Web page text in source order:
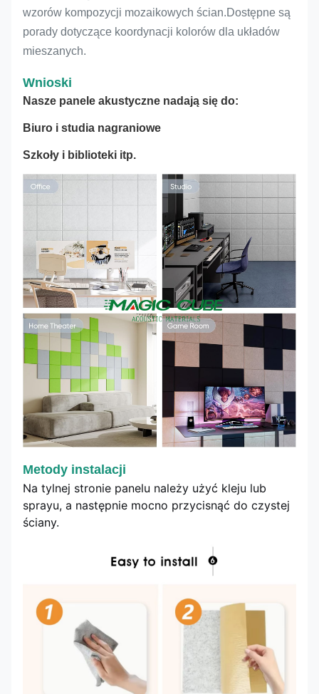
wzorów kompozycji mozaikowych ścian.Dostępne są
porady dotyczące koordynacji kolorów dla układów
mieszanych.
Wnioski
Nasze panele akustyczne nadają się do:
Biuro i studia nagraniowe
Szkoły i biblioteki itp.
Metody instalacji
Na tylnej stronie panelu należy użyć kleju lub
sprayu, a następnie mocno przycisnąć do czystej
ściany.